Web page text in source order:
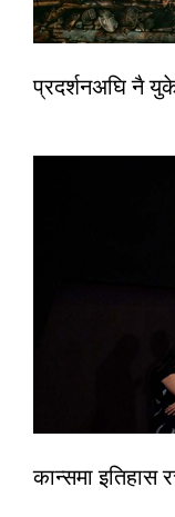
प्रदर्शनअघि नै
कान्समा